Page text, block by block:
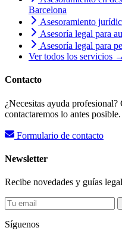
Barcelona
Asesoramiento
Asesoría legal para
Asesoría legal para
Ver todos los servicios →
Contacto
¿Necesitas ayuda
contactaremos lo antes posible.
Formulario de contacto
Newsletter
Recibe novedades y guías
Síguenos